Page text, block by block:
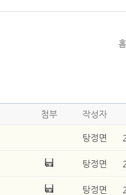
첨부 작성자
탕정면
탕정면
탕정면